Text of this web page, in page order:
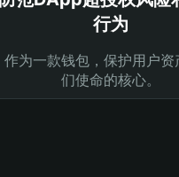
行为
作为一款钱包，保护用户资
们使命的核心。